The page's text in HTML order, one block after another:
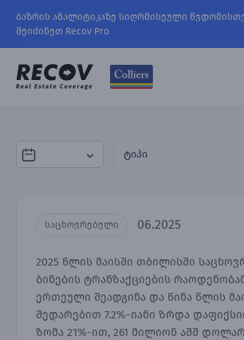
ბაზრის ანალიტიკაზე სიღრმისეული
შეიძინეთ Recov Pro
ტიპი
საცხოვრებელი 06.2025
2025 წლის მაისში თბილისში
ბინების ტრანზაქციების რაოდენობამ
ერთეული შეადგინა და წინა წლის
შედარებით 7.2%-იანი ზრდა
ზომა 21%-ით, 261 მილიონ აშშ